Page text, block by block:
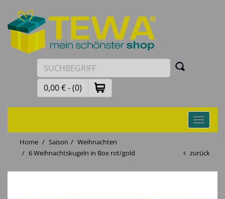
0,00 € - (0)
Toggle
Home
Saison
Weihnachten
6 Weihnachtskugeln in Box rot/gold
zurück